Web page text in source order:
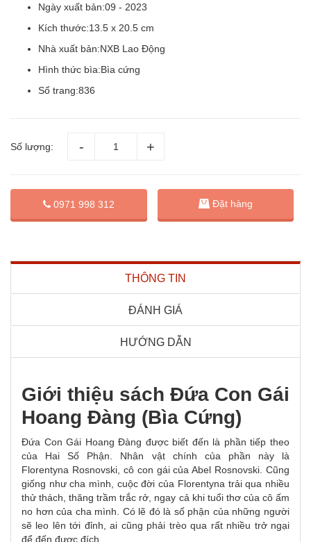
Ngày xuất bản:09 - 2023
Kích thước:13.5 x 20.5 cm
Nhà xuất bản:NXB Lao Động
Hình thức bìa:Bìa cứng
Số trang:836
Số lượng:
0971 998 312 Đặt hàng
THÔNG TIN
ĐÁNH GIÁ
HƯỚNG DẪN
Giới thiệu sách Đứa Con Gái
Hoang Đàng (Bìa Cứng)
Đứa Con Gái Hoang Đàng được biết đến là phần tiếp theo
của Hai Số Phận. Nhân vật chính của phần này là
Florentyna Rosnovski, cô con gái của Abel Rosnovski. Cũng
giống như cha mình, cuộc đời của Florentyna trải qua nhiều
thử thách, thăng trầm trắc rở, ngay cả khi tuổi thơ của cô ấm
no hơn của cha mình. Có lẽ đó là số phận của những người
sẽ leo lên tới đỉnh, ai cũng phải trèo qua rất nhiều trở ngại
để đến được đích